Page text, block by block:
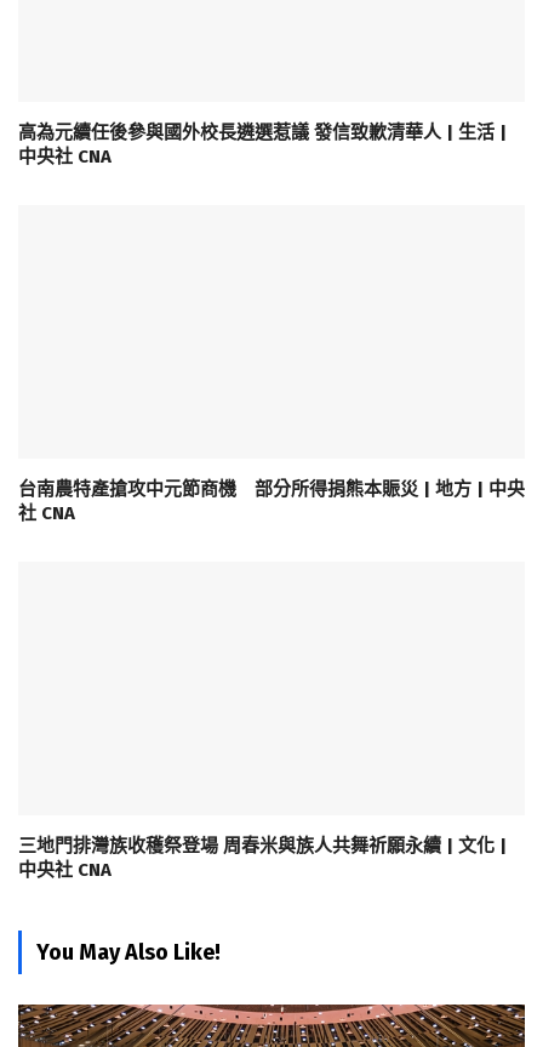
高為元續任後參與國外校長遴選惹議 發信致歉清華人 | 生活 |
中央社 CNA
台南農特產搶攻中元節商機 部分所得捐熊本賑災 | 地方 | 中央
社 CNA
三地門排灣族收穫祭登場 周春米與族人共舞祈願永續 | 文化 |
中央社 CNA
You May Also Like!